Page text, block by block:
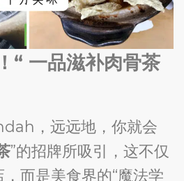
“ 一品滋补肉骨茶
，远远地，你就会
”的招牌所吸引，这不仅
而是美食界的“魔法学